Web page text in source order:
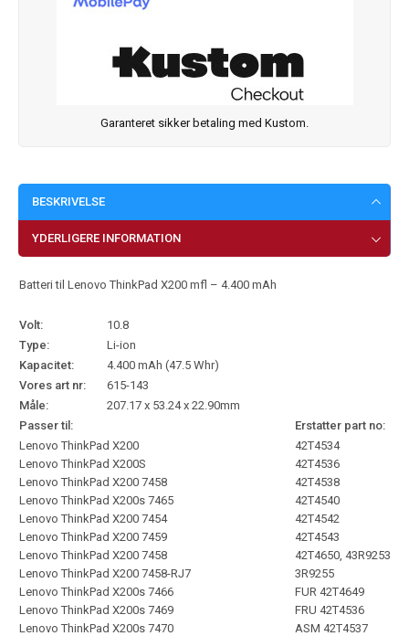
Garanteret sikker betaling med Kustom.
BESKRIVELSE
YDERLIGERE INFORMATION
Batteri til Lenovo ThinkPad X200 mfl – 4.400 mAh
Volt:
10.8
Type:
Li-ion
Kapacitet:
4.400 mAh (47.5 Whr)
Vores art nr:
615-143
Måle:
207.17 x 53.24 x 22.90mm
Passer til:
Erstatter part no:
Lenovo ThinkPad X200
Lenovo ThinkPad X200S
Lenovo ThinkPad X200 7458
Lenovo ThinkPad X200s 7465
Lenovo ThinkPad X200 7454
Lenovo ThinkPad X200 7459
Lenovo ThinkPad X200 7458
Lenovo ThinkPad X200 7458-RJ7
Lenovo ThinkPad X200s 7466
Lenovo ThinkPad X200s 7469
Lenovo ThinkPad X200s 7470
42T4534
42T4536
42T4538
42T4540
42T4542
42T4543
42T4650, 43R9253
3R9255
FUR 42T4649
FRU 42T4536
ASM 42T4537